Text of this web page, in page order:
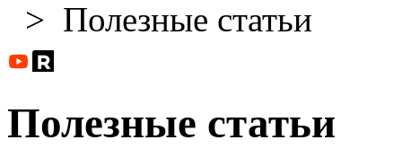
> Полезные статьи
Полезные статьи